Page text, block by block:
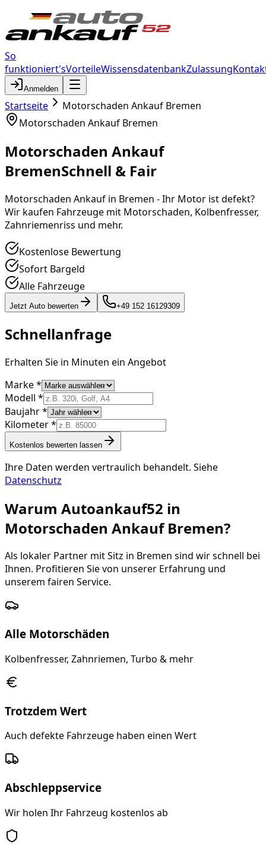
So
funktioniert'sVorteileWissensdatenbankZulassung
Anmelden
Startseite
Motorschaden Ankauf Bremen
Motorschaden Ankauf Bremen
Motorschaden Ankauf
BremenSchnell & Fair
Motorschaden Ankauf in Bremen - Ihr Motor ist defekt?
Wir kaufen Fahrzeuge mit Motorschaden, Kolbenfresser,
Zahnriemenriss und mehr.
Kostenlose Bewertung
Sofort Bargeld
Alle Fahrzeuge
Jetzt Auto bewerten +49 152 16129309
Schnellanfrage
Erhalten Sie in Minuten ein Angebot
Marke *
Modell *
Baujahr *
Kilometer *
Kostenlos bewerten lassen
Ihre Daten werden vertraulich behandelt. Siehe
Datenschutz
Warum Autoankauf52 in
Motorschaden Ankauf Bremen?
Als lokaler Partner mit Sitz in Bremen sind wir schnell bei
Ihnen. Profitieren Sie von unserer Erfahrung und
unserem fairen Service.
Alle Motorschäden
Kolbenfresser, Zahnriemen, Turbo & mehr
Trotzdem Wert
Auch defekte Fahrzeuge haben einen Wert
Abschleppservice
Wir holen Ihr Fahrzeug kostenlos ab